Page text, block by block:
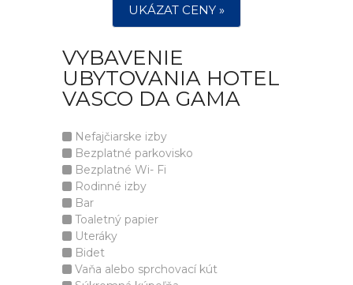
UKÁZAT CENY »
VYBAVENIE
UBYTOVANIA HOTEL
VASCO DA GAMA
Nefajčiarske izby
Bezplatné parkovisko
Bezplatné Wi- Fi
Rodinné izby
Bar
Toaletný papier
Uteráky
Bidet
Vaňa alebo sprchovací kút